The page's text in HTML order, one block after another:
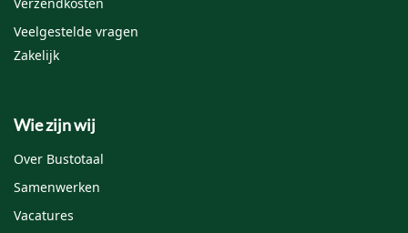
E-mail
Mijn naam, e-mail en site opslaan in deze browser
voor de volgende keer wanneer ik een reactie plaats.
Veelgestelde vragen
Zakelijk
Wie zijn wij
Over Bustotaal
Samenwerken
Vacatures